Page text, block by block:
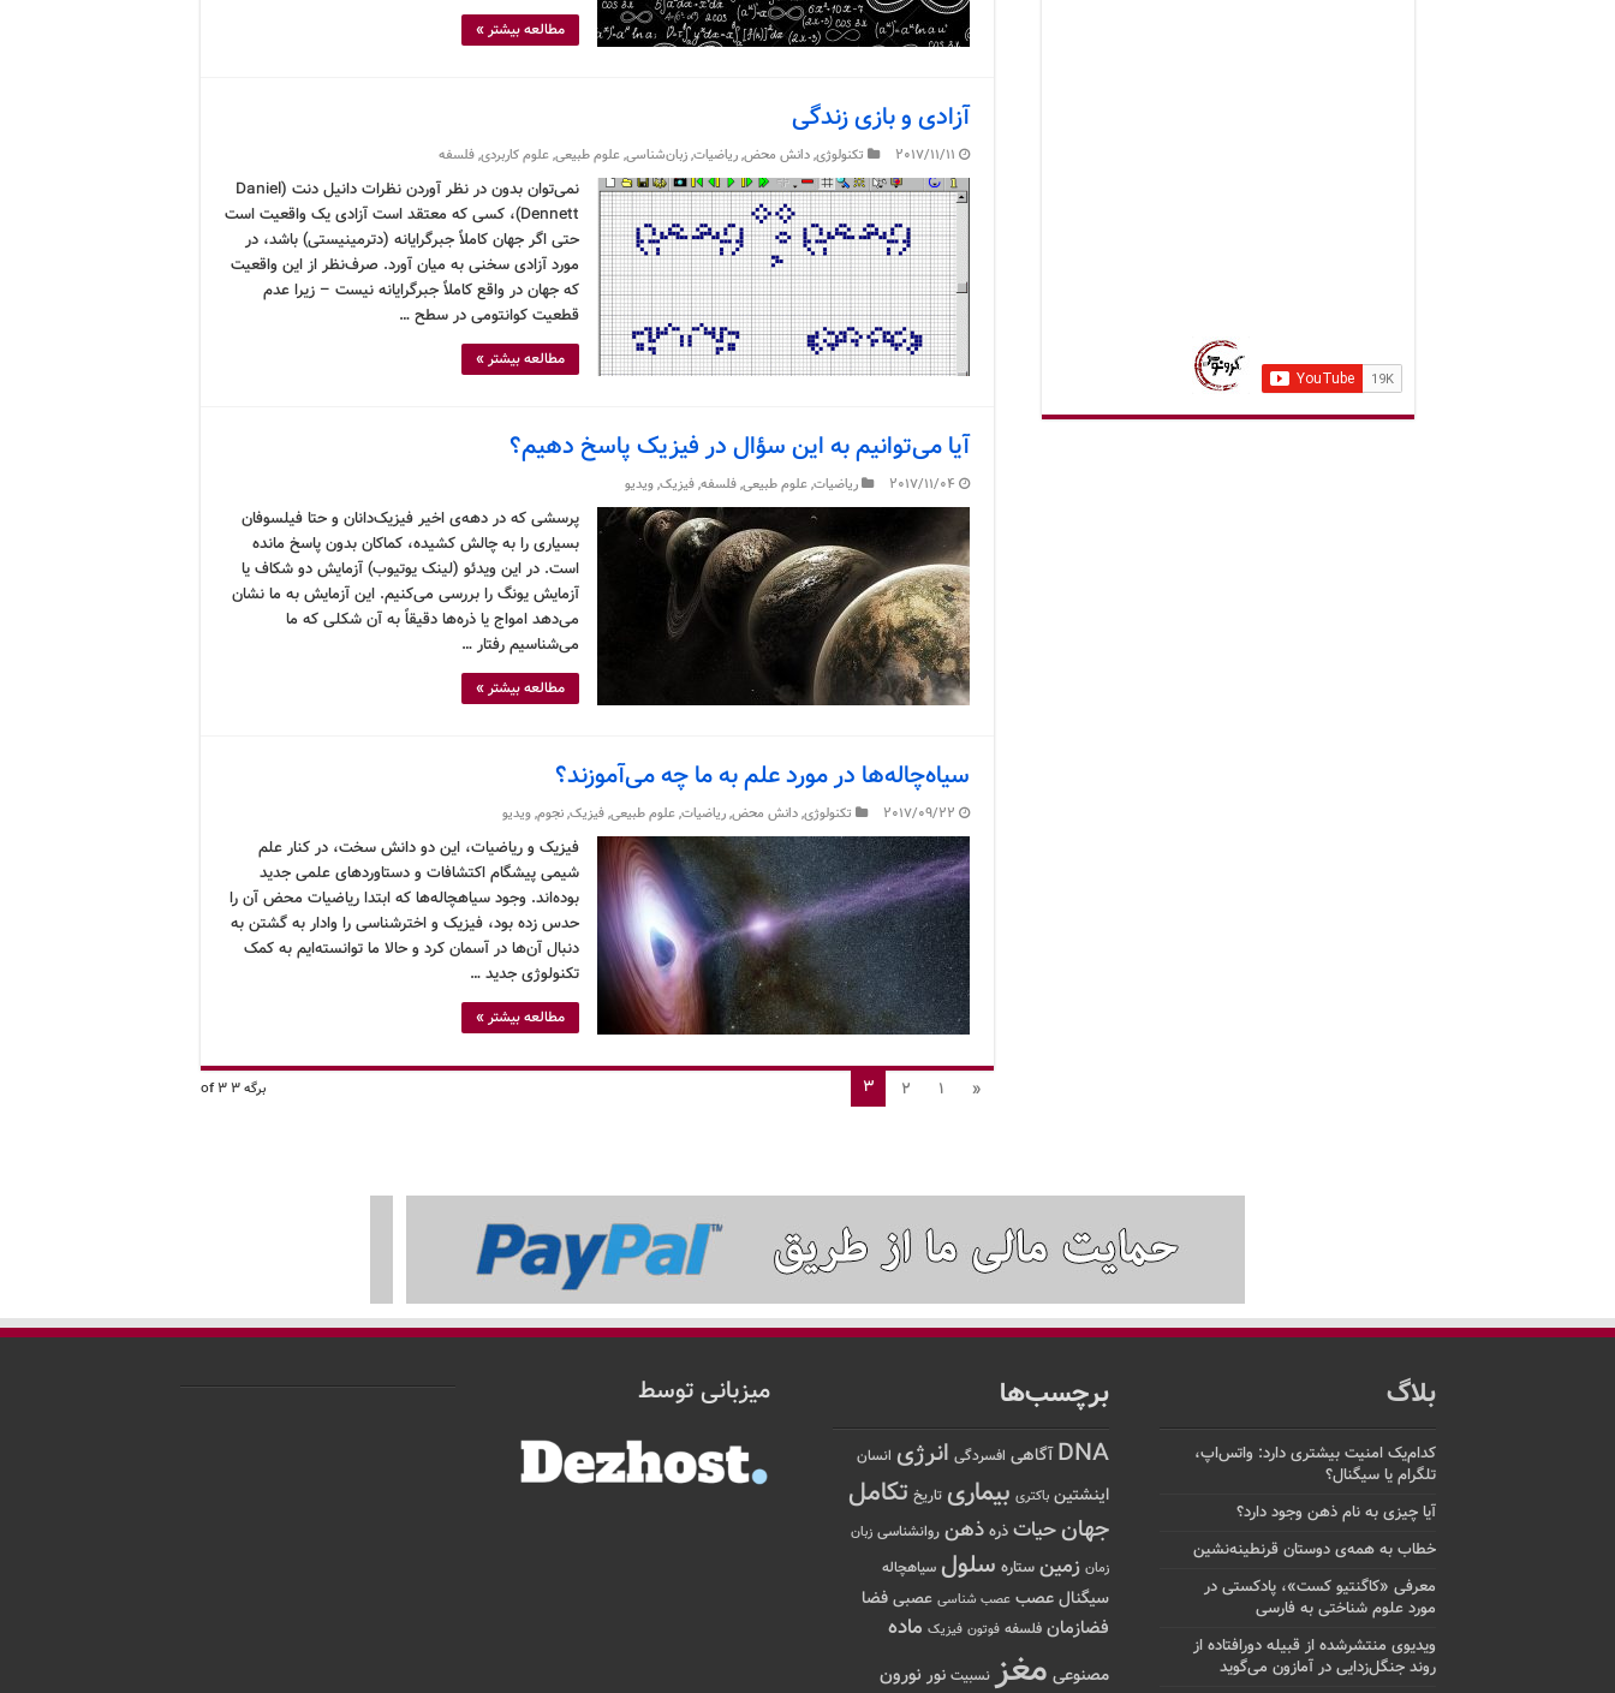
مطالعه بیشتر »
آزادی و بازی زندگی
2017/11/11 تکنولوژی,دانش محض,ریاضیات,زبان‌شناسی,علوم طبیعی,علوم کاربردی,فلسفه
نمی‌توان بدون در نظر آوردن نظرات دانیل دنت (Daniel
Dennett)، کسی که معتقد است آزادی یک واقعیت است
حتی اگر جهان کاملاً جبرگرایانه (دترمینیستی) باشد، در
مورد آزادی سخنی به میان آورد. صرف‌نظر از این واقعیت
که جهان در واقع کاملاً جبرگرایانه نیست – زیرا عدم
قطعیت کوانتومی در سطح …
مطالعه بیشتر »
آیا می‌توانیم به این سؤال در فیزیک پاسخ دهیم؟
2017/11/04 ریاضیات,علوم طبیعی,فلسفه,فیزیک,ویدیو
پرسشی که در دهه‌ی اخیر فیزیک‌دانان و حتا فیلسوفان
بسیاری را به چالش کشیده، کماکان بدون پاسخ مانده
است. در این ویدئو (لینک یوتیوب) آزمایش دو شکاف یا
آزمایش یونگ را بررسی می‌کنیم. این آزمایش به ما نشان
می‌دهد امواج یا ذره‌ها دقیقاً به آن شکلی که ما
می‌شناسیم رفتار …
مطالعه بیشتر »
سیاه‌چاله‌ها در مورد علم به ما چه می‌آموزند؟
2017/09/22 تکنولوژی,دانش محض,ریاضیات,علوم طبیعی,فیزیک,نجوم,ویدیو
فیزیک و ریاضیات، این دو دانش سخت، در کنار علم
شیمی پیشگام اکتشافات و دستاوردهای علمی جدید
بوده‌اند. وجود سیاهچاله‌ها که ابتدا ریاضیات محض آن را
حدس زده بود، فیزیک و اخترشناسی را وادار به گشتن به
دنبال آن‌ها در آسمان کرد و حالا ما توانسته‌ایم به کمک
تکنولوژی جدید …
مطالعه بیشتر »
برگه 3 of 3 «
1
2
3
بلاگ
کدام‌یک امنیت بیشتری دارد: واتس‌اپ،
تلگرام یا سیگنال؟
آیا چیزی به نام ذهن وجود دارد؟
خطاب به همه‌ی دوستان قرنطینه‌نشین
معرفی «کاگنتیو کست»، پادکستی در
مورد علوم شناختی به فارسی
ویدیوی منتشرشده از قبیله دورافتاده‌ از
روند جنگل‌زدایی در آمازون می‌گوید
برچسب‌ها
DNA آگاهی افسردگی انرژی انسان
اینشتین باکتری بیماری تاریخ تکامل
جهانحیات ذره ذهن روانشناسی زبان
زمان زمین ستاره سلول سیاهچاله
سیگنالعصب عصب شناسی عصبی فضا
فضازمان فلسفه فوتون فیزیک ماده
مصنوعی مغز نسبیت نور نورون
میزبانی توسط